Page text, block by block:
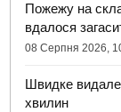
Пожежу на
вдалося
08 Серпня 2026,
Швидке
хвилин